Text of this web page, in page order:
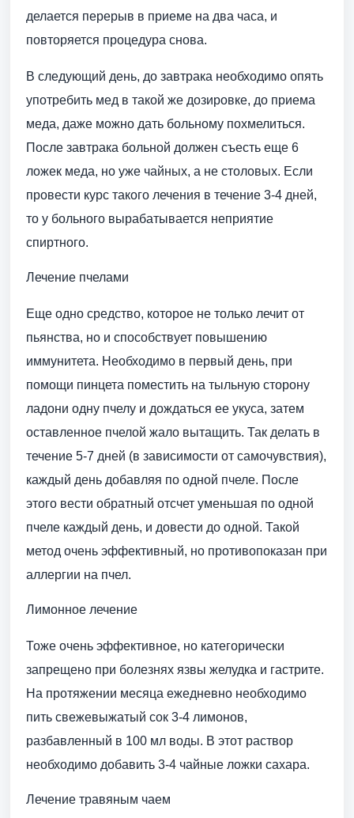
делается перерыв в приеме на два часа, и
повторяется процедура снова.
В следующий день, до завтрака необходимо опять
употребить мед в такой же дозировке, до приема
меда, даже можно дать больному похмелиться.
После завтрака больной должен съесть еще 6
ложек меда, но уже чайных, а не столовых. Если
провести курс такого лечения в течение 3-4 дней,
то у больного вырабатывается неприятие
спиртного.
Лечение пчелами
Еще одно средство, которое не только лечит от
пьянства, но и способствует повышению
иммунитета. Необходимо в первый день, при
помощи пинцета поместить на тыльную сторону
ладони одну пчелу и дождаться ее укуса, затем
оставленное пчелой жало вытащить. Так делать в
течение 5-7 дней (в зависимости от самочувствия),
каждый день добавляя по одной пчеле. После
этого вести обратный отсчет уменьшая по одной
пчеле каждый день, и довести до одной. Такой
метод очень эффективный, но противопоказан при
аллергии на пчел.
Лимонное лечение
Тоже очень эффективное, но категорически
запрещено при болезнях язвы желудка и гастрите.
На протяжении месяца ежедневно необходимо
пить свежевыжатый сок 3-4 лимонов,
разбавленный в 100 мл воды. В этот раствор
необходимо добавить 3-4 чайные ложки сахара.
Лечение травяным чаем